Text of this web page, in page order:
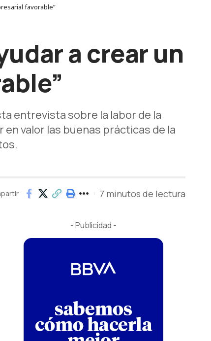
favorable”
a crear un
entrevista sobre la labor de la
valor las buenas prácticas de la
7 minutos de lectura
- Publicidad -